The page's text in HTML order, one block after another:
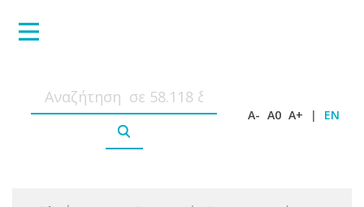
A- A0 A+ | EN